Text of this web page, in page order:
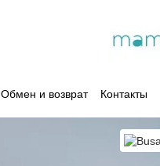
Обмен и возврат Контакты